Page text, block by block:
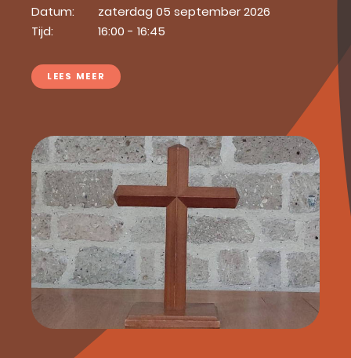
Datum:
Tijd:
zaterdag 05 september 2026
16:00 - 16:45
LEES MEER